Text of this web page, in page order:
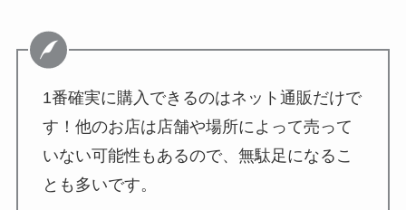
1番確実に購入できるのはネット通販だけで
す！他のお店は店舗や場所によって売って
いない可能性もあるので、無駄足になるこ
とも多いです。